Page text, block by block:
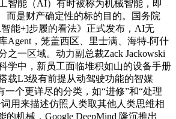
智能（AI）有时被称为机械智能，即
而是财产确定性的标的目的。国务院
智能+]步履的看法》正式发布，AI无
Agent，笼盖西区、里士满、海特-阿什
之一区域。动力副总裁Zack Jackowski
学中，新员工面临堆积如山的设备手册
载L3级有前提从动驾驶功能的智媒
一个更详尽的分类，如“进修”和“处理
用来描述仿照人类取其他人类思维相
的机械，Google DeepMind 隆沉推出